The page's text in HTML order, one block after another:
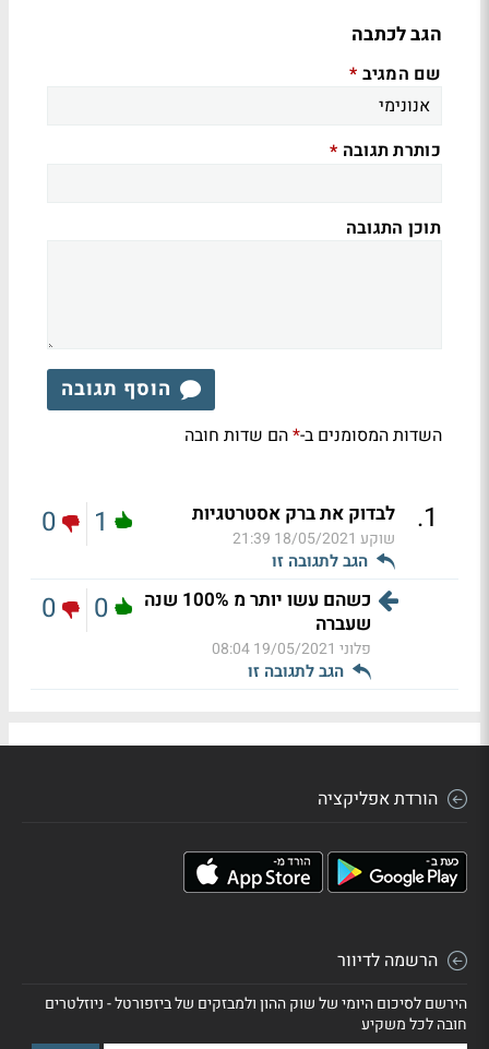
הגב לכתבה
שם המגיב *
כותרת תגובה *
תוכן התגובה
הוסף תגובה
השדות המסומנים ב-*הם שדות חובה
1
. לבדוק את ברק אסטרטגיות
שוקע 18/05/2021 21:39
הגב לתגובה זו
1
0
כשהם עשו יותר מ 100% שנה
שעברה
פלוני 19/05/2021 08:04
הגב לתגובה זו
0
0
הורדת אפליקציה
הרשמה לדיוור
הירשם לסיכום היומי של שוק ההון ולמבזקים של ביזפורטל - ניוזלטרים
חובה לכל משקיע